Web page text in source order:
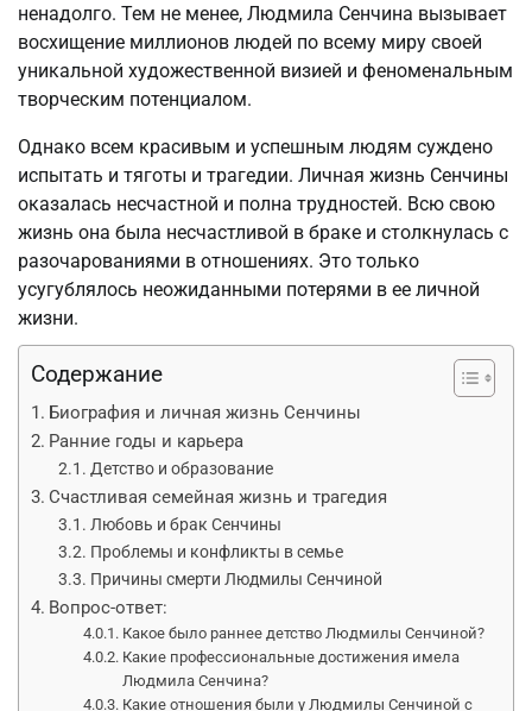
ненадолго. Тем не менее, Людмила Сенчина вызывает
восхищение миллионов людей по всему миру своей
уникальной художественной визией и феноменальным
творческим потенциалом.
Однако всем красивым и успешным людям суждено
испытать и тяготы и трагедии. Личная жизнь Сенчины
оказалась несчастной и полна трудностей. Всю свою
жизнь она была несчастливой в браке и столкнулась с
разочарованиями в отношениях. Это только
усугублялось неожиданными потерями в ее личной
жизни.
Содержание
Биография и личная жизнь Сенчины
Ранние годы и карьера
Детство и образование
Счастливая семейная жизнь и трагедия
Любовь и брак Сенчины
Проблемы и конфликты в семье
Причины смерти Людмилы Сенчиной
Вопрос-ответ:
Какое было раннее детство Людмилы Сенчиной?
Какие профессиональные достижения имела
Людмила Сенчина?
Какие отношения были у Людмилы Сенчиной с